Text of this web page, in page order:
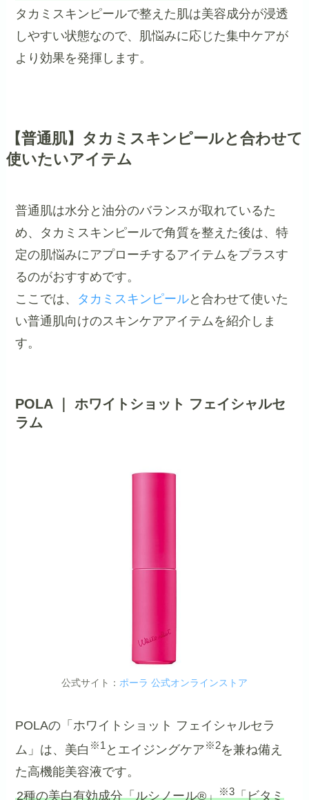
タカミスキンピールで整えた肌は美容成分が浸透
しやすい状態なので、肌悩みに応じた集中ケアが
より効果を発揮します。
【普通肌】タカミスキンピールと合わせて
使いたいアイテム
普通肌は水分と油分のバランスが取れているた
め、タカミスキンピールで角質を整えた後は、特
定の肌悩みにアプローチするアイテムをプラスす
るのがおすすめです。
ここでは、 タカミスキンピールと合わせて使いた
い普通肌向けのスキンケアアイテムを紹介しま
す。
POLA ｜ ホワイトショット フェイシャルセ
ラム
公式サイト： ポーラ 公式オンラインストア
POLAの「ホワイトショット フェイシャルセラ
ム」は、美白 ※1 とエイジングケア※2を兼ね備え
た高機能美容液です。
2種の美白有効成分「ルシノール®」※3「ビタミ